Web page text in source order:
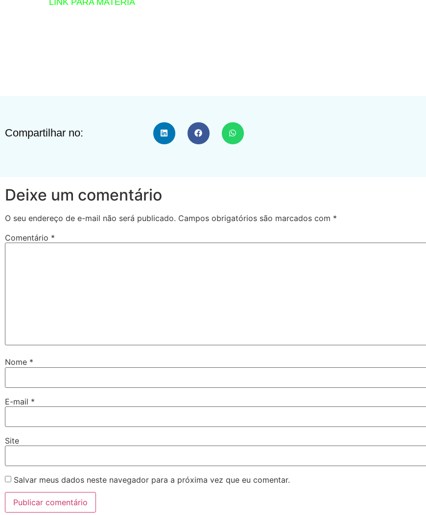
LINK PARA MATÉRIA
Compartilhar no:
Deixe um comentário
O seu endereço de e-mail não será publicado. Campos obrigatórios são marcados com *
Comentário *
Nome *
E-mail *
Site
Salvar meus dados neste navegador para a próxima vez que eu comentar.